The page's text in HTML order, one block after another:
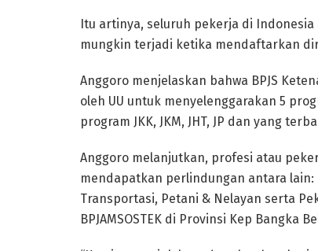
Itu artinya, seluruh pekerja di
mungkin terjadi ketika mendaftarkan
Anggoro menjelaskan bahwa BPJS
oleh UU untuk menyelenggarakan 5
program JKK, JKM, JHT, JP dan yang
Anggoro melanjutkan, profesi atau
mendapatkan perlindungan antara lain:
Transportasi, Petani & Nelayan serta
BPJAMSOSTEK di Provinsi Kep Bangka